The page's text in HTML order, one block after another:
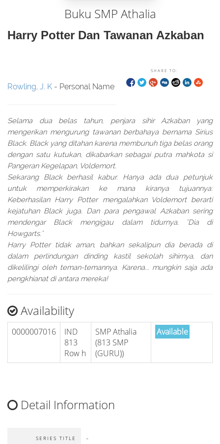
Buku SMP Athalia
Harry Potter Dan Tawanan Azkaban
SHARE TO:
Rowling, J. K - Personal Name
Selama dua belas tahun, penjara sihir Azkaban yang
mengerikan mengurung tawanan berbahaya bernama Sirius
Black. Black yang ditahan karena membunuh tiga belas orang
dengan satu kutukan, dikabarkan sebagai putra mahkota si
Pangeran Kegelapan, Voldemort.
Sekarang Black berhasil kabur. Hanya ada dua petunjuk
untuk memperkirakan ke mana kiranya tujuannya:
Keberhasilan Harry Potter mengalahkan Voldemort berarti
kejatuhan Black juga. Dan para pengawal Azkaban sering
mendengar Black mengigau dalam tidurnya, "Dia di
Howgarts."
Harry Potter tidak aman, bahkan sekalipun dia berada di
dalam perlindungan dinding kastil sekolah sihirnya, dan
dikelilingi oleh teman-temannya. Karena... mungkin saja ada
pengkhianat di antara mereka!
Availability
0000007016
IND
813
Row h
SMP Athalia
(813 SMP
(GURU))
Available
Detail Information
SERIES TITLE -